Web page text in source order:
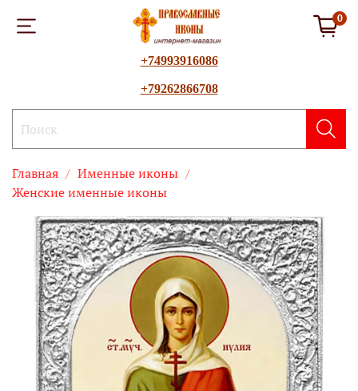
0
+74993916086
+79262866708
Главная
Именные иконы
Женские именные иконы